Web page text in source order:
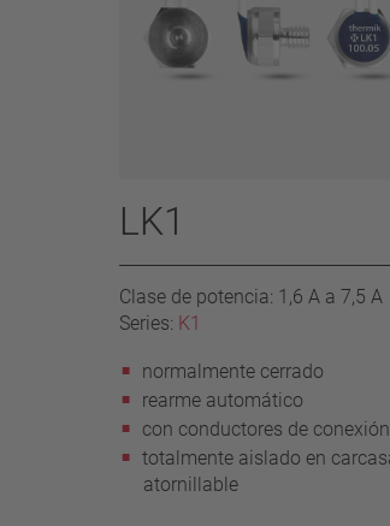
LK1
Clase de potencia: 1,6 A a 7,5 A
Series: K1
normalmente cerrado
rearme automático
con conductores de conexión
totalmente aislado en
atornillable